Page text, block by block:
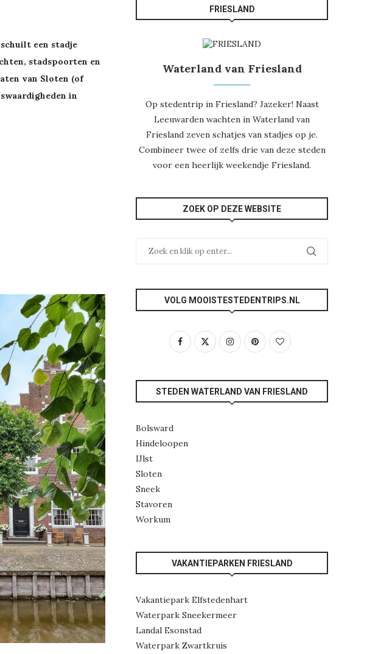
een stadje
stadspoorten en
van Sloten (of
in
FRIESLAND
Waterland van Friesland
Op stedentrip in Friesland? Jazeker! Naast
Leeuwarden wachten inWaterland van
Friesland zeven schatjes van stadjes op je.
Combineer twee of zelfs drie van deze steden
voor een heerlijk weekendjeFriesland.
ZOEK OP DEZE WEBSITE
VOLG MOOISTESTEDENTRIPS.NL
STEDEN WATERLAND VAN FRIESLAND
Bolsward
Hindeloopen
IJlst
Sloten
Sneek
Stavoren
Workum
VAKANTIEPARKEN FRIESLAND
Vakantiepark Elfstedenhart
Waterpark Sneekermeer
Landal Esonstad
Waterpark Zwartkruis